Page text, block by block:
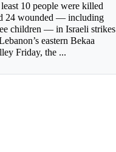
10 people were killed
24 wounded — including
children — in Israeli strikes
eastern Bekaa
Friday, the ...